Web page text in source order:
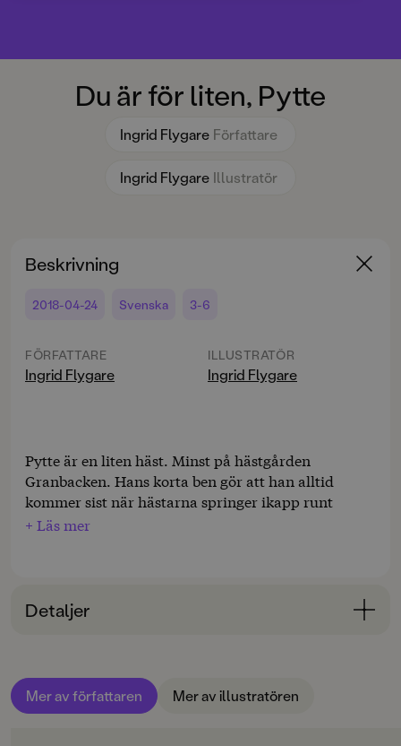
Du är för liten, Pytte
Ingrid Flygare Författare
Ingrid Flygare Illustratör
Beskrivning
2018-04-24 Svenska 3-6
FÖRFATTARE
Ingrid Flygare
ILLUSTRATÖR
Ingrid Flygare
Pytte är en liten häst. Minst på hästgården
Granbacken. Hans korta ben gör att han alltid
kommer sist när hästarna springer ikapp runt
hagen. Och inte får han ställa upp i hopptävlingen
över hindren.
- Ja, du kan faktiskt göra dig illa om du river en
Så Pytte får vänta i stallet när de andra hästarna
tävlar.
+ Läs mer
Detaljer
ÅLDERSGRUPP
3-6
Mer av författaren Mer av illustratören